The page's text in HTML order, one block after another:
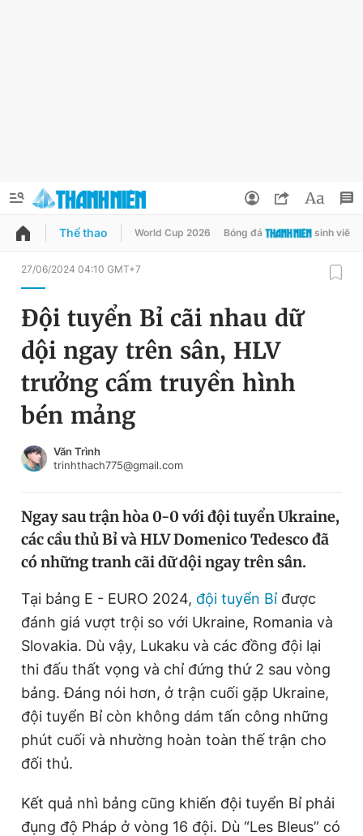
QUẢNG CÁO ĐẶT BÁO
Chuyên mục
Chuyên mục khác
Chào ngày mới
Tin thị trường Tin 360
Video Magazine
Tiện ích Bạn cần biết
Thông tin tòa soạn Liên hệ quảng cáo
Đổi mật khẩu
Tin đã lưu
Tin đã xem
Đăng xuất
Thể thao World Cup 2026 Bóng đá sinh viên
27/06/2024 04:10 GMT+7
Đội tuyển Bỉ cãi nhau dữ
dội ngay trên sân, HLV
trưởng cấm truyền hình
bén mảng
Văn Trình
trinhthach775@gmail.com
Ngay sau trận hòa 0-0 với đội tuyển Ukraine,
các cầu thủ Bỉ và HLV Domenico Tedesco đã
có những tranh cãi dữ dội ngay trên sân.
Tại bảng E - EURO 2024, đội tuyển Bỉ được
đánh giá vượt trội so với Ukraine, Romania và
Slovakia. Dù vậy, Lukaku và các đồng đội lại
thi đấu thất vọng và chỉ đứng thứ 2 sau vòng
bảng. Đáng nói hơn, ở trận cuối gặp Ukraine,
đội tuyển Bỉ còn không dám tấn công những
phút cuối và nhường hoàn toàn thế trận cho
đối thủ.
Kết quả nhì bảng cũng khiến đội tuyển Bỉ phải
đụng độ Pháp ở vòng 16 đội. Dù “Les Bleus” có